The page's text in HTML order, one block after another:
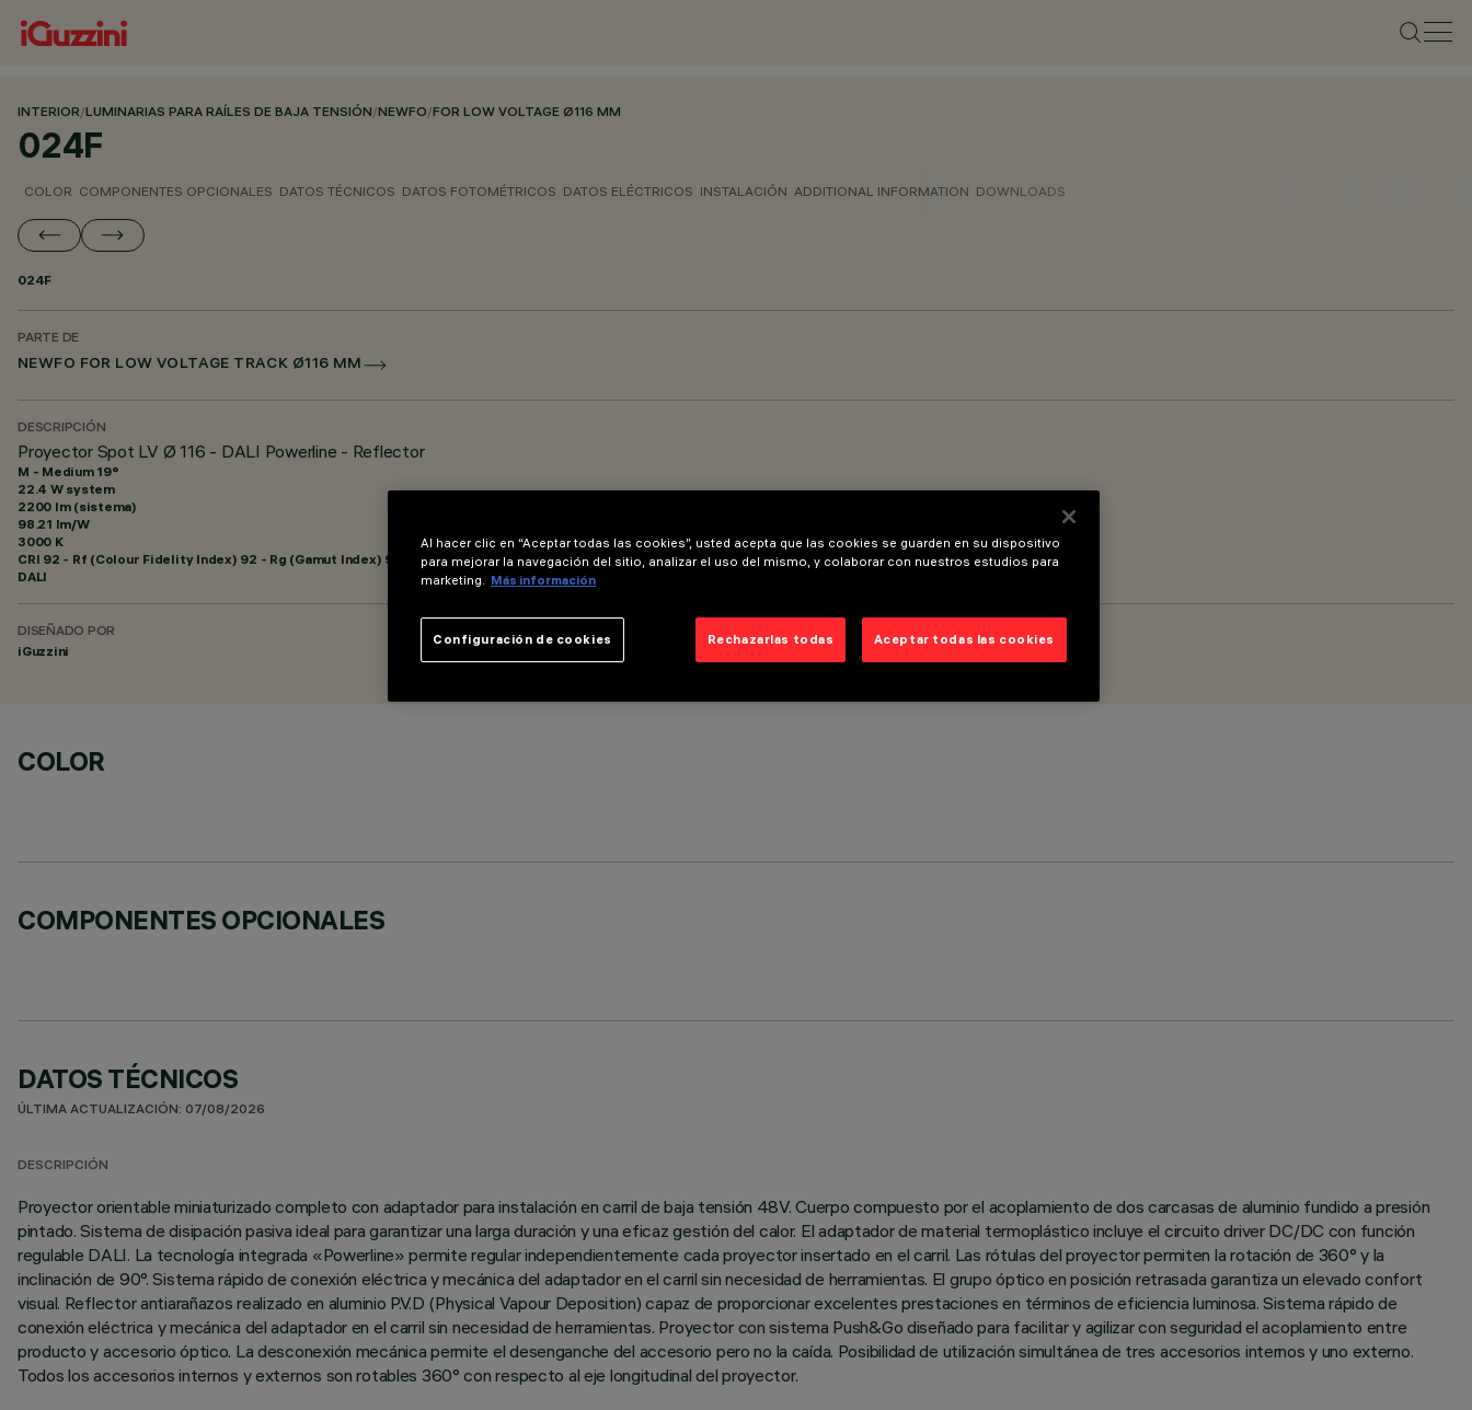
INTERIOR/LUMINARIAS PARA RAÍLES DE BAJA TENSIÓN/NEWFO/FOR LOW VOLTAGE Ø116 MM
024F
COLOR COMPONENTES OPCIONALES DATOS TÉCNICOS DATOS FOTOMÉTRICOS DATOS ELÉCTRICOS INSTALACIÓN ADDITIONAL INFORMATION DOWNLOADS
024F
PARTE DE
NEWFO FOR LOW VOLTAGE TRACK Ø116 MM
DESCRIPCIÓN
Proyector Spot LV Ø 116 - DALI Powerline - Reflector
M - Medium 19°
22.4 W system
2200 lm (sistema)
98.21 lm/W
3000 K
CRI 92 - Rf (Colour Fidelity Index) 92 - Rg (Gamut Index) 99
DALI
DISEÑADO POR
iGuzzini
COLOR
COMPONENTES OPCIONALES
DATOS TÉCNICOS
ÚLTIMA ACTUALIZACIÓN: 07/08/2026
DESCRIPCIÓN
Proyector orientable miniaturizado completo con adaptador para instalación en carril de baja tensión 48V. Cuerpo compuesto por el acoplamiento de dos carcasas de aluminio fundido a presión
pintado. Sistema de disipación pasiva ideal para garantizar una larga duración y una eficaz gestión del calor. El adaptador de material termoplástico incluye el circuito driver DC/DC con función
regulable DALI. La tecnología integrada «Powerline» permite regular independientemente cada proyector insertado en el carril. Las rótulas del proyector permiten la rotación de 360° y la
inclinación de 90°. Sistema rápido de conexión eléctrica y mecánica del adaptador en el carril sin necesidad de herramientas. El grupo óptico en posición retrasada garantiza un elevado confort
visual. Reflector antiarañazos realizado en aluminio P.V.D (Physical Vapour Deposition) capaz de proporcionar excelentes prestaciones en términos de eficiencia luminosa. Sistema rápido de
conexión eléctrica y mecánica del adaptador en el carril sin necesidad de herramientas. Proyector con sistema Push&Go diseñado para facilitar y agilizar con seguridad el acoplamiento entre
producto y accesorio óptico. La desconexión mecánica permite el desenganche del accesorio pero no la caída. Posibilidad de utilización simultánea de tres accesorios internos y uno externo.
Todos los accesorios internos y externos son rotables 360° con respecto al eje longitudinal del proyector.
Al hacer clic en “Aceptar todas las cookies”, usted acepta que las cookies se guarden en su dispositivo
para mejorar la navegación del sitio, analizar el uso del mismo, y colaborar con nuestros estudios para
marketing. Más información
Rechazarlas todas Aceptar todas las cookies
Configuración de cookies